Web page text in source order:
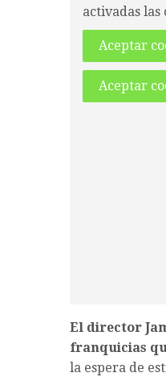
activadas las
Aceptar
Aceptar
El director
franquicias
la espera de